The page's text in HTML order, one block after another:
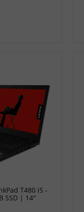
T480 i5 -
SSD | 14"